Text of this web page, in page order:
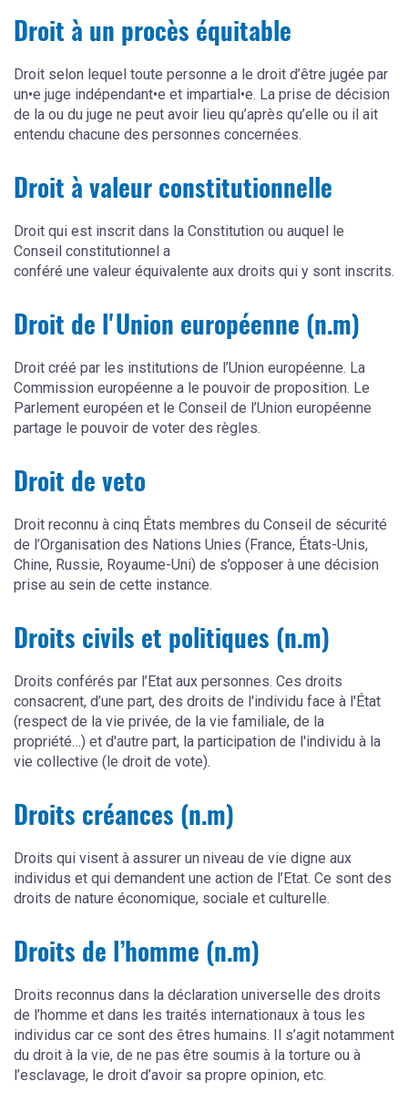
Droit à un procès équitable
Droit selon lequel toute personne a le droit d’être jugée par
un•e juge indépendant•e et impartial•e. La prise de décision
de la ou du juge ne peut avoir lieu qu’après qu’elle ou il ait
entendu chacune des personnes concernées.
Droit à valeur constitutionnelle
Droit qui est inscrit dans la Constitution ou auquel le
Conseil constitutionnel a
conféré une valeur équivalente aux droits qui y sont inscrits.
Droit de l'Union européenne (n.m)
Droit créé par les institutions de l’Union européenne. La
Commission européenne a le pouvoir de proposition. Le
Parlement européen et le Conseil de l’Union européenne
partage le pouvoir de voter des règles.
Droit de veto
Droit reconnu à cinq États membres du Conseil de sécurité
de l’Organisation des Nations Unies (France, États-Unis,
Chine, Russie, Royaume-Uni) de s’opposer à une décision
prise au sein de cette instance.
Droits civils et politiques (n.m)
Droits conférés par l’Etat aux personnes. Ces droits
consacrent, d’une part, des droits de l'individu face à l'État
(respect de la vie privée, de la vie familiale, de la
propriété…) et d'autre part, la participation de l'individu à la
vie collective (le droit de vote).
Droits créances (n.m)
Droits qui visent à assurer un niveau de vie digne aux
individus et qui demandent une action de l’Etat. Ce sont des
droits de nature économique, sociale et culturelle.
Droits de l’homme (n.m)
Droits reconnus dans la déclaration universelle des droits
de l’homme et dans les traités internationaux à tous les
individus car ce sont des êtres humains. Il s’agit notamment
du droit à la vie, de ne pas être soumis à la torture ou à
l’esclavage, le droit d’avoir sa propre opinion, etc.